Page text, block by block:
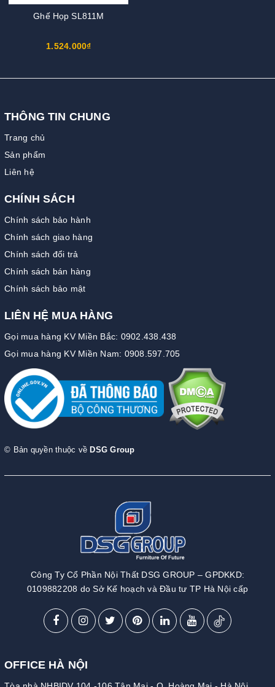
Ghế Họp SL811M
1.524.000₫
THÔNG TIN CHUNG
Trang chủ
Sản phẩm
Liên hệ
CHÍNH SÁCH
Chính sách bảo hành
Chính sách giao hàng
Chính sách đổi trả
Chính sách bán hàng
Chính sách bảo mật
LIÊN HỆ MUA HÀNG
Gọi mua hàng KV Miền Bắc: 0902.438.438
Gọi mua hàng KV Miền Nam: 0908.597.705
© Bản quyền thuộc về DSG Group
Công Ty Cổ Phần Nội Thất DSG GROUP – GPDKKD:
0109882208 do Sở Kế hoạch và Đầu tư TP Hà Nội cấp
OFFICE HÀ NỘI